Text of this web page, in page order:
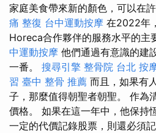
家庭美食帶來新的顏色，可以在
痛 整復 台中運動按摩 在2022年
Horeca合作夥伴的服務水平的主
中運動按摩 他們通過有意識的建
一番。 搜尋引擎 整骨院 台北 按
習 臺中 整骨 推薦 而且，如果有
子，那麼值得朝聖者朝聖。 作為
價格。 如果在這一年中，他保持
一定的代價記錄股票，則還必須